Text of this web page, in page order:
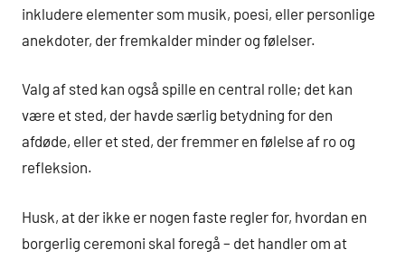
inkludere elementer som musik, poesi, eller personlige
anekdoter, der fremkalder minder og følelser.
Valg af sted kan også spille en central rolle; det kan
være et sted, der havde særlig betydning for den
afdøde, eller et sted, der fremmer en følelse af ro og
refleksion.
Husk, at der ikke er nogen faste regler for, hvordan en
borgerlig ceremoni skal foregå – det handler om at